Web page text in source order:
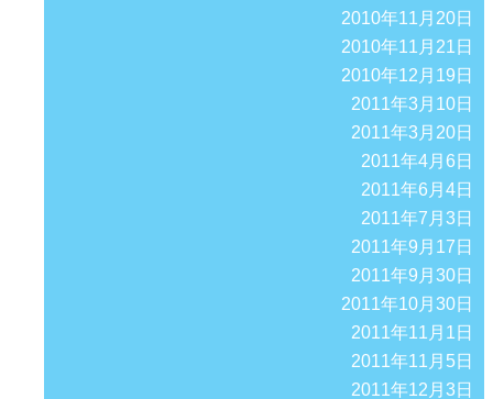
2010年11月20日
2010年11月21日
2010年12月19日
2011年3月10日
2011年3月20日
2011年4月6日
2011年6月4日
2011年7月3日
2011年9月17日
2011年9月30日
2011年10月30日
2011年11月1日
2011年11月5日
2011年12月3日